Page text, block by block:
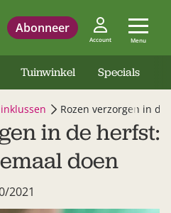
Abonneer
Account Menu
Tuinwinkel Specials
Rozen verzorgen in
in de herfst:
doen
2021